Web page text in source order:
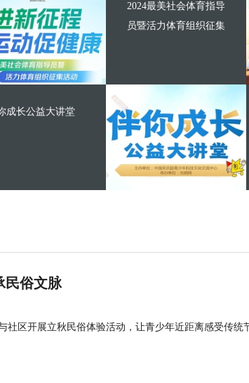
2024最美社会体育指导
员暨活力体育组织征集
成长公益大讲堂
民俗文脉
社区开展立秋民俗体验活动，让青少年近距离感受传统